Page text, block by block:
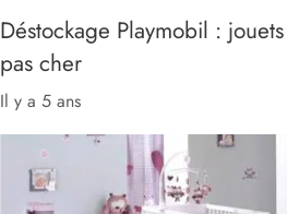
Déstockage Playmobil :
pas cher
il y a 5 ans